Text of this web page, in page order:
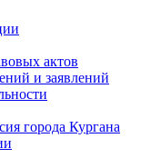
актов
и заявлений
города Кургана